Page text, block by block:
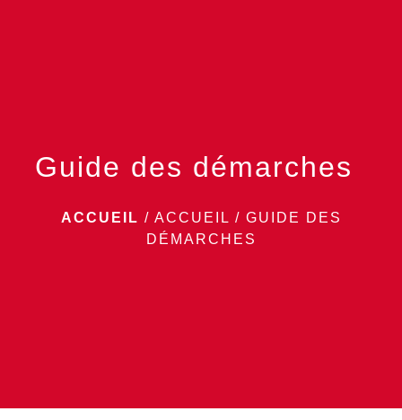
Guide des démarches
ACCUEIL / ACCUEIL / GUIDE DES
DÉMARCHES